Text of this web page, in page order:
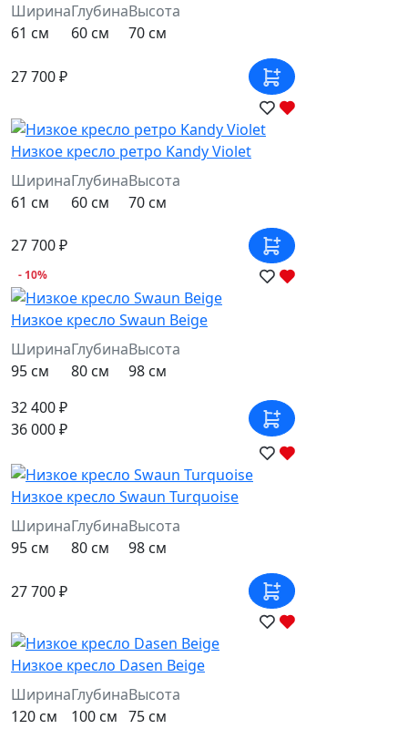
Ширина
61 см
Глубина
60 см
Высота
70 см
27 700 ₽
Низкое кресло ретро Kandy Violet
Ширина
61 см
Глубина
60 см
Высота
70 см
27 700 ₽
- 10%
Низкое кресло Swaun Beige
Ширина
95 см
Глубина
80 см
Высота
98 см
32 400 ₽
36 000 ₽
Низкое кресло Swaun Turquoise
Ширина
95 см
Глубина
80 см
Высота
98 см
27 700 ₽
Низкое кресло Dasen Beige
Ширина
120 см
Глубина
100 см
Высота
75 см